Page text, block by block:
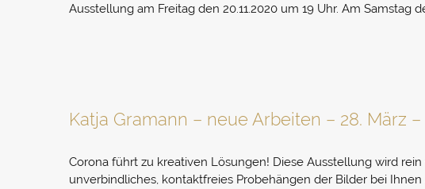
Ausstellung am Freitag den 20.11.2020 um 19 Uhr. Am Samstag
Katja Gramann – neue Arbeiten – 28. März –
Corona führt zu kreativen Lösungen! Diese Ausstellung wird
unverbindliches, kontaktfreies Probehängen der Bilder bei